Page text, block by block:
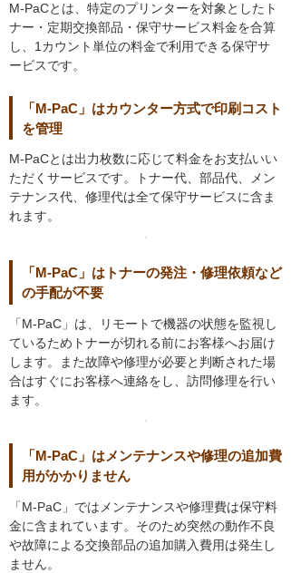
M-PaCとは、特定のプリンターを対象としたト
ナー・定期交換部品・保守サービス料金を合算
し、1カウント単位の料金で利用できる保守サ
ービスです。
「M-PaC」はカウンター方式で印刷コスト
を管理
M-PaCとは出力枚数に応じて料金をお支払いい
ただくサービスです。トナー代、部品代、メン
テナンス代、修理代は全て保守サービスに含ま
れます。
「M-PaC」はトナーの発注・修理依頼など
の手配が不要
「M-PaC」は、リモートで機器の状態を監視し
ているためトナーが切れる前にお客様へお届け
します。また故障や修理が必要と判断された場
合はすぐにお客様へ連絡をし、訪問修理を行い
ます。
「M-PaC」はメンテナンスや修理の追加費
用がかかりません
「M-PaC」ではメンテナンスや修理費は保守料
金に含まれています。そのため突然の動作不良
や故障による交換部品の追加購入費用は発生し
ません。